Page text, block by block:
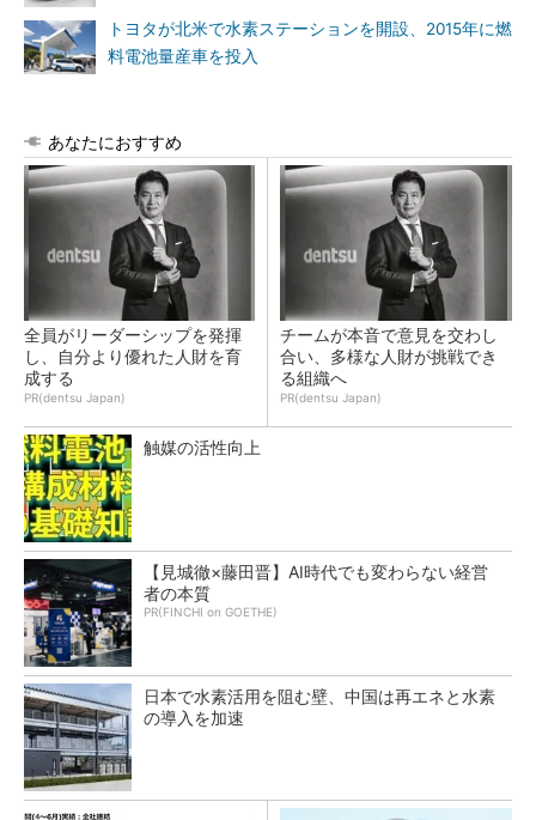
トヨタが北米で水素ステーションを開設、2015年に燃
料電池量産車を投入
あなたにおすすめ
全員がリーダーシップを発揮
し、自分より優れた人財を育
成する
PR(dentsu Japan)
チームが本音で意見を交わし
合い、多様な人財が挑戦でき
る組織へ
PR(dentsu Japan)
触媒の活性向上
【見城徹×藤田晋】AI時代でも変わらない経営
者の本質
PR(FINCHI on GOETHE)
日本で水素活用を阻む壁、中国は再エネと水素
の導入を加速